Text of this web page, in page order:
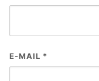
E-MAIL *